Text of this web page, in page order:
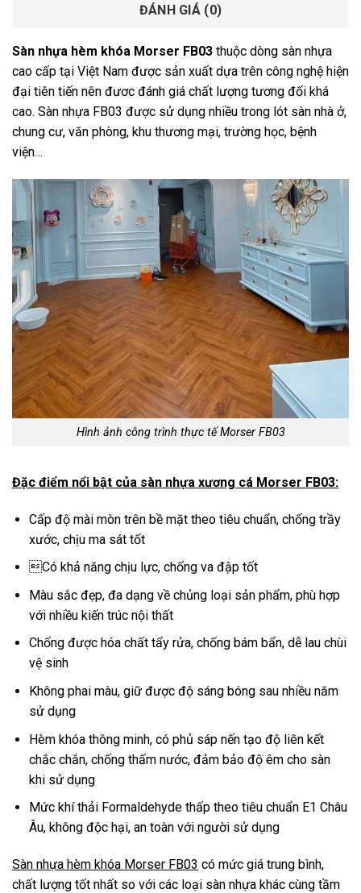
ĐÁNH GIÁ (0)
Sàn nhựa hèm khóa Morser FB03 thuộc dòng sàn nhựa
cao cấp tại Việt Nam được sản xuất dựa trên công nghệ hiện
đại tiên tiến nên đươc đánh giá chất lượng tương đối khá
cao. Sàn nhựa FB03 được sử dụng nhiều trong lót sàn nhà ở,
chung cư, văn phòng, khu thương mại, trường học, bệnh
viện…
Hình ảnh công trình thực tế Morser FB03
Đặc điểm nổi bật của sàn nhựa xương cá Morser FB03:
Cấp độ mài mòn trên bề mặt theo tiêu chuẩn, chống trầy
xước, chịu ma sát tốt
Có khả năng chịu lực, chống va đập tốt
Màu sắc đẹp, đa dạng về chủng loại sản phẩm, phù hợp
với nhiều kiến trúc nội thất
Chống được hóa chất tẩy rửa, chống bám bẩn, dễ lau chùi
vệ sinh
Không phai màu, giữ được độ sáng bóng sau nhiều năm
sử dụng
Hèm khóa thông minh, có phủ sáp nến tạo độ liên kết
chắc chắn, chống thấm nước, đảm bảo độ êm cho sàn
khi sử dụng
Mức khí thải Formaldehyde thấp theo tiêu chuẩn E1 Châu
Âu, không độc hại, an toàn với người sử dụng
Sàn nhựa hèm khóa Morser FB03 có mức giá trung bình,
chất lượng tốt nhất so với các loại sàn nhựa khác cùng tầm